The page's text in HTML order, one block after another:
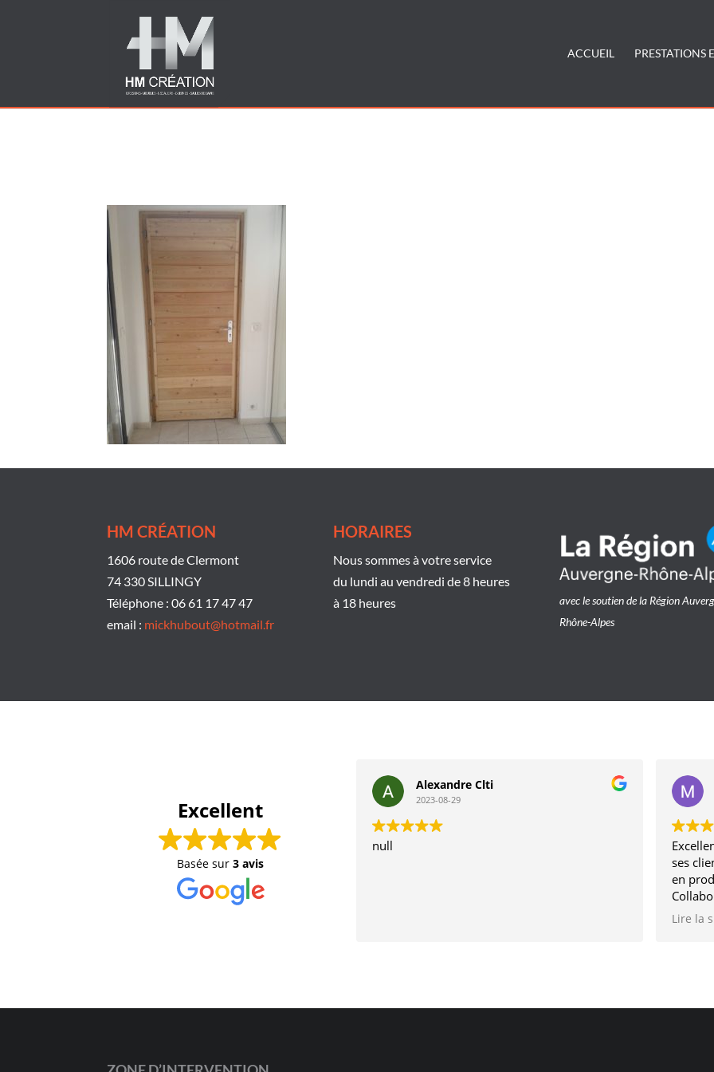
ACCUEIL PRESTATIONS
HM CRÉATION
1606 route de Clermont
74 330 SILLINGY
Téléphone : 06 61 17 47 47
email : mickhubout@hotmail.fr
HORAIRES
Nous sommes à votre service
du lundi au vendredi de 8 heures
à 18 heures
avec le soutien de la Région
Rhône-Alpes
Excellent
Basée sur3 avis
Alexandre Clti
2023-08-29
null
ses
en
depuis
Lire la